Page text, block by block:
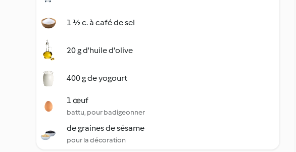
1 ½ c. à café de sel
20 g d'huile d'olive
400 g de yogourt
1 œuf
battu, pour badigeonner
de graines de sésame
pour la décoration